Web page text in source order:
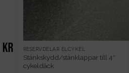
kr RESERVDELAR ELCYKEL
Stänkskydd/stänklappar till 4″
cykeldäck